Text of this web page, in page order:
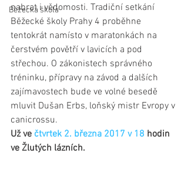
Běžecká škola
nabrat i vědomosti. Tradiční setkání
Běžecké školy Prahy 4 proběhne
tentokrát namísto v maratonkách na
čerstvém povětří v lavicích a pod
střechou. O zákonistech správného
tréninku, přípravy na závod a dalších
zajímavostech bude ve volné besedě
mluvit Dušan Erbs, loňský mistr Evropy v
canicrossu.
Už ve čtvrtek 2. března 2017 v 18 hodin
ve Žlutých lázních.